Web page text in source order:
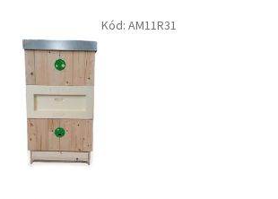
Kód: AM11R31